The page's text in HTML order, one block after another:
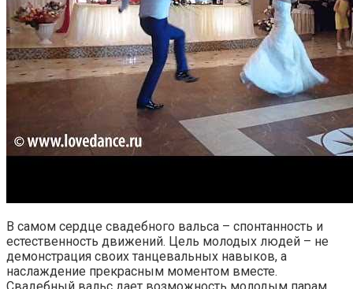
В самом сердце свадебного вальса – спонтанность и
естественность движений. Цель молодых людей – не
демонстрация своих танцевальных навыков, а
наслаждение прекрасным моментом вместе.